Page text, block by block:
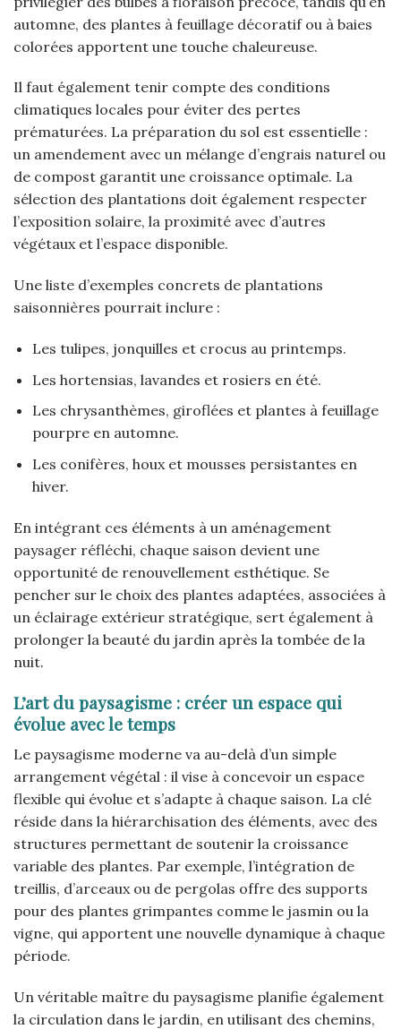
automne, des plantes à feuillage décoratif ou à baies
colorées apportent une touche chaleureuse.
Il faut également tenir compte des conditions
climatiques locales pour éviter des pertes
prématurées. La préparation du sol est essentielle :
un amendement avec un mélange d’engrais naturel ou
de compost garantit une croissance optimale. La
sélection des plantations doit également respecter
l’exposition solaire, la proximité avec d’autres
végétaux et l’espace disponible.
Une liste d’exemples concrets de plantations
saisonnières pourrait inclure :
Les tulipes, jonquilles et crocus au printemps.
Les hortensias, lavandes et rosiers en été.
Les chrysanthèmes, giroflées et plantes à feuillage
pourpre en automne.
Les conifères, houx et mousses persistantes en
hiver.
En intégrant ces éléments à un aménagement
paysager réfléchi, chaque saison devient une
opportunité de renouvellement esthétique. Se
pencher sur le choix des plantes adaptées, associées à
un éclairage extérieur stratégique, sert également à
prolonger la beauté du jardin après la tombée de la
nuit.
L’art du paysagisme : créer un espace qui
évolue avec le temps
Le paysagisme moderne va au-delà d’un simple
arrangement végétal : il vise à concevoir un espace
flexible qui évolue et s’adapte à chaque saison. La clé
réside dans la hiérarchisation des éléments, avec des
structures permettant de soutenir la croissance
variable des plantes. Par exemple, l’intégration de
treillis, d’arceaux ou de pergolas offre des supports
pour des plantes grimpantes comme le jasmin ou la
vigne, qui apportent une nouvelle dynamique à chaque
période.
Un véritable maître du paysagisme planifie également
la circulation dans le jardin, en utilisant des chemins,